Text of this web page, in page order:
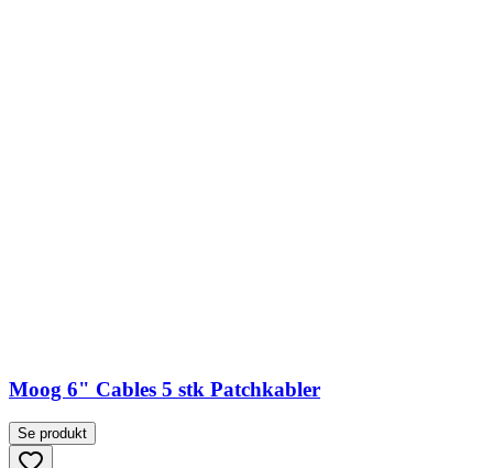
Moog 6" Cables 5 stk Patchkabler
Se produkt